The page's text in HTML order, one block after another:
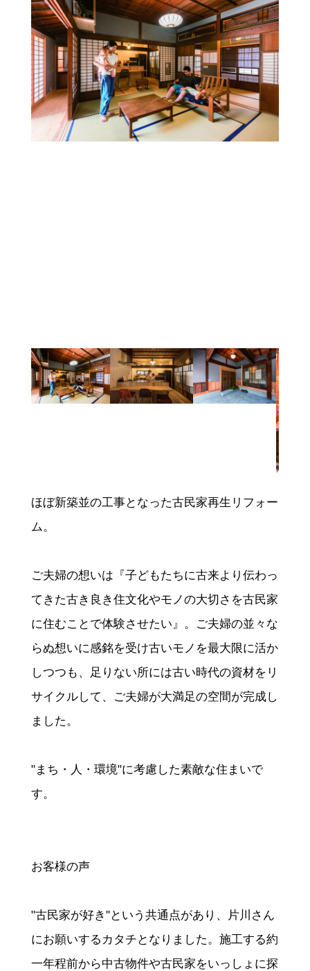
ほぼ新築並の工事となった古民家再生リフォー
ム。
ご夫婦の想いは『子どもたちに古来より伝わっ
てきた古き良き住文化やモノの大切さを古民家
に住むことで体験させたい』。ご夫婦の並々な
らぬ想いに感銘を受け古いモノを最大限に活か
しつつも、足りない所には古い時代の資材をリ
サイクルして、ご夫婦が大満足の空間が完成し
ました。
"まち・人・環境"に考慮した素敵な住まいで
す。
お客様の声
"古民家が好き"という共通点があり、片川さん
にお願いするカタチとなりました。施工する約
一年程前から中古物件や古民家をいっしょに探